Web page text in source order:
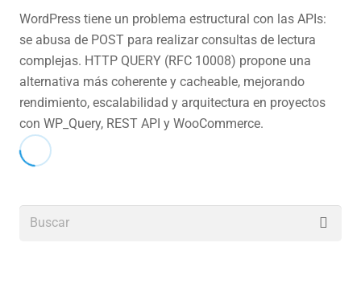
WordPress tiene un problema estructural con las APIs:
se abusa de POST para realizar consultas de lectura
complejas. HTTP QUERY (RFC 10008) propone una
alternativa más coherente y cacheable, mejorando
rendimiento, escalabilidad y arquitectura en proyectos
con WP_Query, REST API y WooCommerce.